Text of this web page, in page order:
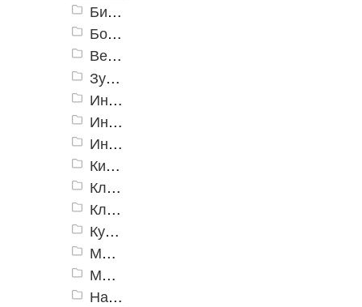
Биты
Болторезы, тросорезы
Верстаки, тиски, струбцины
Зубила, кернеры, гвоздодеры, ломы
Инструменты для гипсокартона
Инструменты специальные
Инструменты электрика
Киянки
Ключи гаечные
Ключи трубные, разводные
Кувалды
Молотки
Молотки специальные
Наборы инструмента